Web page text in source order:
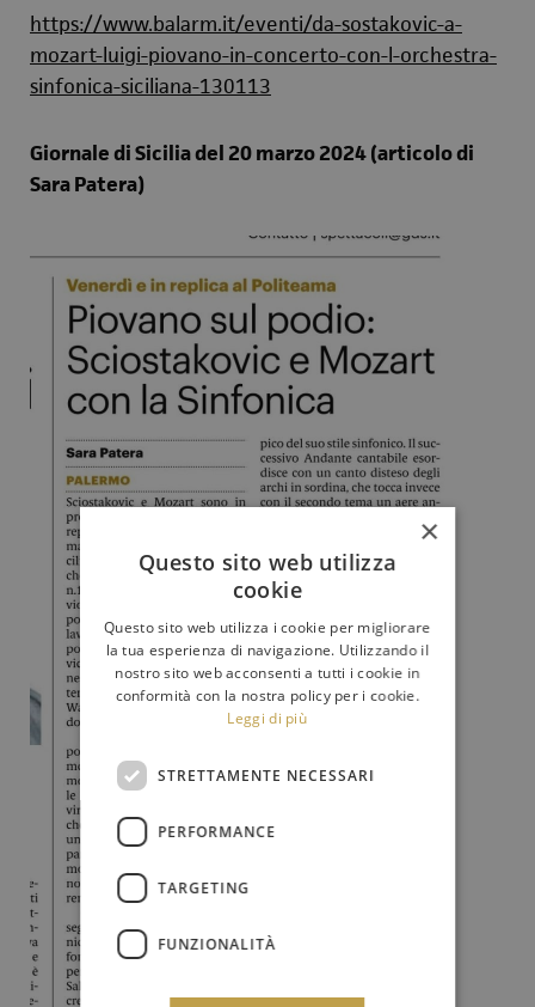
https://www.balarm.it/eventi/da-sostakovic-a-
mozart-luigi-piovano-in-concerto-con-l-orchestra-
sinfonica-siciliana-130113
Giornale di Sicilia del 20 marzo 2024 (articolo di
Sara Patera)
×
Questo sito web utilizza
cookie
Questo sito web utilizza i cookie per migliorare
la tua esperienza di navigazione. Utilizzando il
nostro sito web acconsenti a tutti i cookie in
conformità con la nostra policy per i cookie.
Leggi di più
STRETTAMENTE NECESSARI
PERFORMANCE
TARGETING
FUNZIONALITÀ